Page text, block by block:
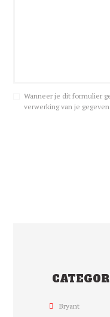
Wanneer je dit formulier
verwerking van je
Bryant